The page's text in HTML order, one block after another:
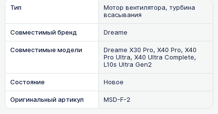
Тип Мотор вентилятора, турбина
всасывания
Совместимый бренд
Dreame
Совместимые модели
Dreame X30 Pro, X40 Pro, X40
Pro Ultra, X40 Ultra Complete,
L10s Ultra Gen2
Состояние
Новое
Оригинальный артикул
MSD-F-2